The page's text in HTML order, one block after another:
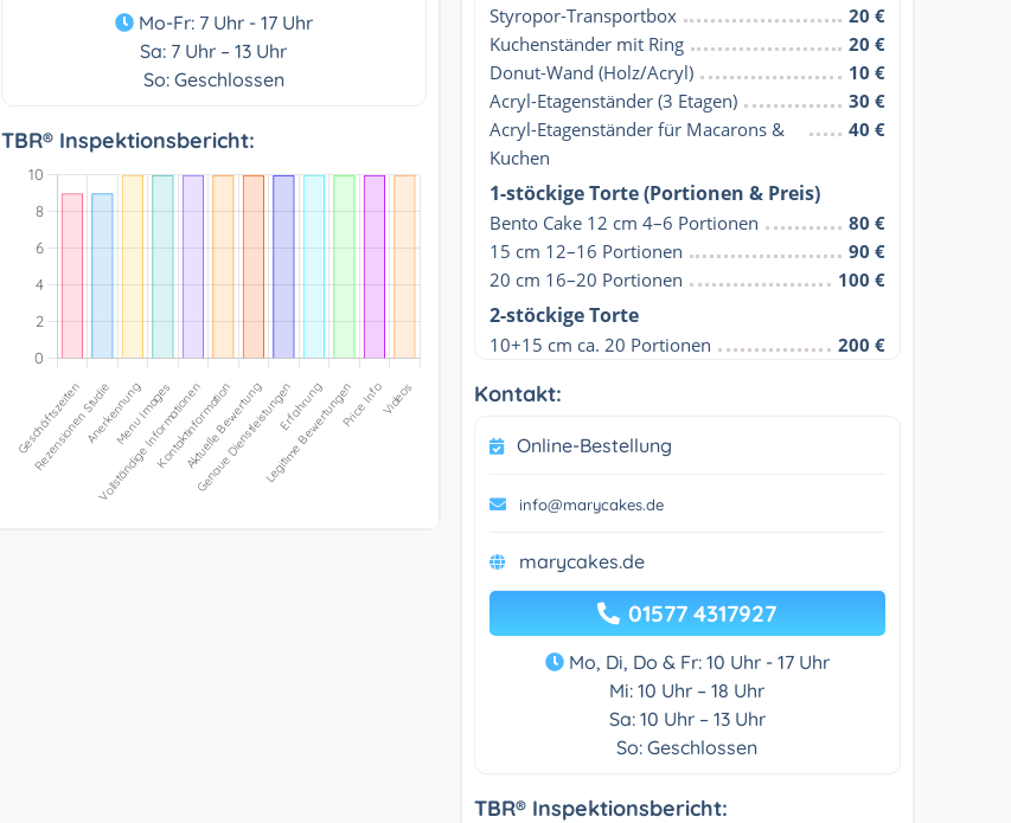
Mo-Fr: 7 Uhr - 17 Uhr
Sa: 7 Uhr – 13 Uhr
So: Geschlossen
TBR® Inspektionsbericht:
Styropor-Transportbox
20 €
Kuchenständer mit Ring
20 €
Donut-Wand (Holz/Acryl)
10 €
Acryl-Etagenständer (3 Etagen)
30 €
Acryl-Etagenständer für Macarons &
Kuchen
40 €
1-stöckige Torte (Portionen & Preis)
Bento Cake 12 cm 4–6 Portionen
80 €
15 cm 12–16 Portionen
90 €
20 cm 16–20 Portionen
100 €
2-stöckige Torte
10+15 cm ca. 20 Portionen 200 €
Kontakt:
Online-Bestellung
info@marycakes.de
marycakes.de
01577 4317927
Mo, Di, Do & Fr: 10 Uhr - 17 Uhr
Mi: 10 Uhr – 18 Uhr
Sa: 10 Uhr – 13 Uhr
So: Geschlossen
TBR® Inspektionsbericht: